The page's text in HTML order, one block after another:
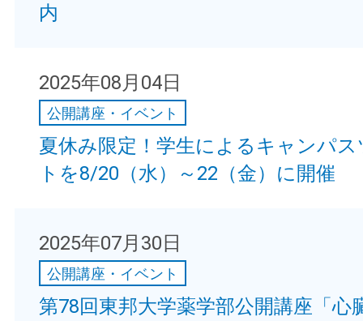
内
2025年08月04日
公開講座・イベント
夏休み限定！学生によるキャンパ
トを8/20（水）～22（金）に開催
2025年07月30日
公開講座・イベント
第78回東邦大学薬学部公開講座「心